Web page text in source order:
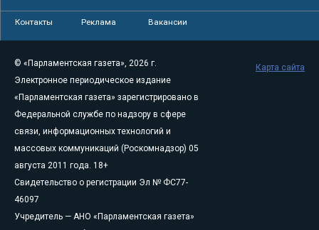
Контакты Реклама Вакансии
© «Парламентская газета», 2026 г.
Электронное периодическое издание
«Парламентская газета» зарегистрировано в
Федеральной службе по надзору в сфере
связи, информационных технологий и
массовых коммуникаций (Роскомнадзор) 05
августа 2011 года. 18+
Свидетельство о регистрации Эл № ФС77-
46097
Учредитель — АНО «Парламентская газета»
Карта сайта